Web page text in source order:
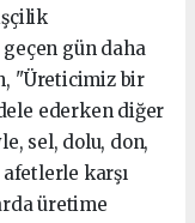
gün daha
"Üreticimiz bir
ederken diğer
sel, dolu, don,
afetlerle karşı
üretime